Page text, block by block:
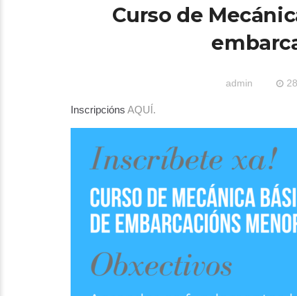
Curso de
admin
Inscripcións AQUÍ.